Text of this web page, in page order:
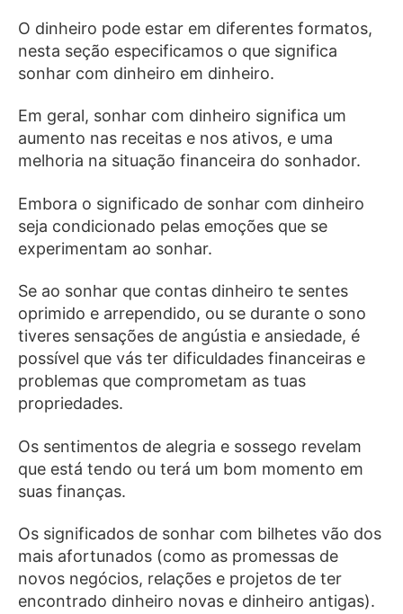
O dinheiro pode estar em diferentes formatos,
nesta seção especificamos o que significa
sonhar com dinheiro em dinheiro.
Em geral, sonhar com dinheiro significa um
aumento nas receitas e nos ativos, e uma
melhoria na situação financeira do sonhador.
Embora o significado de sonhar com dinheiro
seja condicionado pelas emoções que se
experimentam ao sonhar.
Se ao sonhar que contas dinheiro te sentes
oprimido e arrependido, ou se durante o sono
tiveres sensações de angústia e ansiedade, é
possível que vás ter dificuldades financeiras e
problemas que comprometam as tuas
propriedades.
Os sentimentos de alegria e sossego revelam
que está tendo ou terá um bom momento em
suas finanças.
Os significados de sonhar com bilhetes vão dos
mais afortunados (como as promessas de
novos negócios, relações e projetos de ter
encontrado dinheiro novas e dinheiro antigas).